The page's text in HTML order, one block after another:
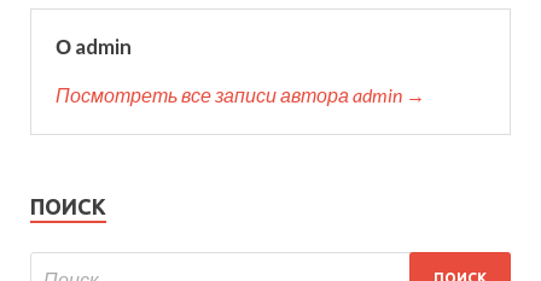
О admin
Посмотреть все записи автора admin →
ПОИСК